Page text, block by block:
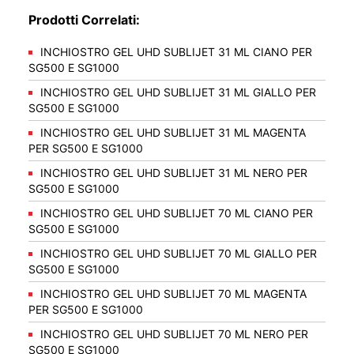
Prodotti Correlati:
INCHIOSTRO GEL UHD SUBLIJET 31 ML CIANO PER
SG500 E SG1000
INCHIOSTRO GEL UHD SUBLIJET 31 ML GIALLO PER
SG500 E SG1000
INCHIOSTRO GEL UHD SUBLIJET 31 ML MAGENTA
PER SG500 E SG1000
INCHIOSTRO GEL UHD SUBLIJET 31 ML NERO PER
SG500 E SG1000
INCHIOSTRO GEL UHD SUBLIJET 70 ML CIANO PER
SG500 E SG1000
INCHIOSTRO GEL UHD SUBLIJET 70 ML GIALLO PER
SG500 E SG1000
INCHIOSTRO GEL UHD SUBLIJET 70 ML MAGENTA
PER SG500 E SG1000
INCHIOSTRO GEL UHD SUBLIJET 70 ML NERO PER
SG500 E SG1000